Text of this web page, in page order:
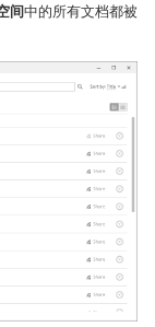
间中的所有文档都被